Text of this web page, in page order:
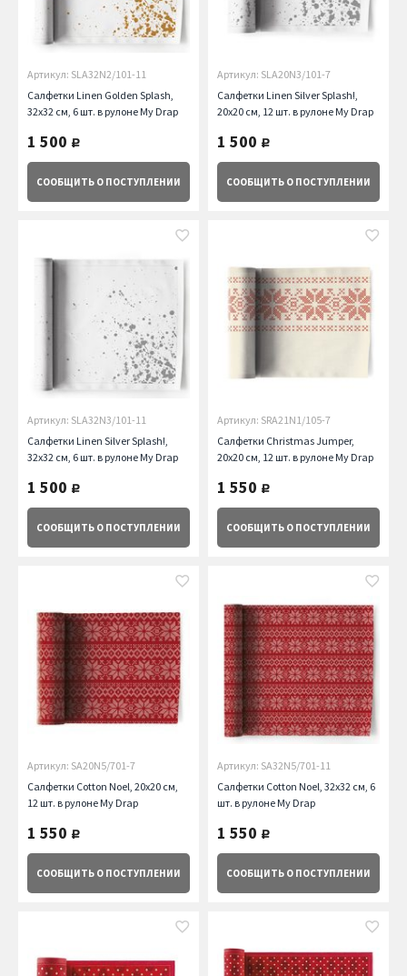
Артикул: SLA32N2/101-11
Салфетки Linen Golden Splash,
32х32 см, 6 шт. в рулоне My Drap
1 500 руб.
СООБЩИТЬ О ПОСТУПЛЕНИИ
Артикул: SLA20N3/101-7
Салфетки Linen Silver Splash!,
20х20 см, 12 шт. в рулоне My Drap
1 500 руб.
СООБЩИТЬ О ПОСТУПЛЕНИИ
Артикул: SLA32N3/101-11
Салфетки Linen Silver Splash!,
32х32 см, 6 шт. в рулоне My Drap
1 500 руб.
СООБЩИТЬ О ПОСТУПЛЕНИИ
Артикул: SRA21N1/105-7
Салфетки Christmas Jumper,
20х20 см, 12 шт. в рулоне My Drap
1 550 руб.
СООБЩИТЬ О ПОСТУПЛЕНИИ
Артикул: SA20N5/701-7
Салфетки Cotton Noel, 20х20 см,
12 шт. в рулоне My Drap
1 550 руб.
СООБЩИТЬ О ПОСТУПЛЕНИИ
Артикул: SA32N5/701-11
Салфетки Cotton Noel, 32х32 см, 6
шт. в рулоне My Drap
1 550 руб.
СООБЩИТЬ О ПОСТУПЛЕНИИ